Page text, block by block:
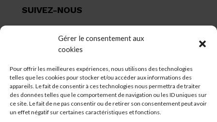
Gérer le consentement aux
cookies
Pour offrir les meilleures expériences, nous utilisons des technologies
telles que les cookies pour stocker et/ou accéder aux informations des
appareils. Le fait de consentir à ces technologies nous permettra de traiter
des données telles que le comportement de navigation ou les ID uniques sur
ce site. Le fait de ne pas consentir ou de retirer son consentement peut avoir
un effet négatif sur certaines caractéristiques et fonctions.
SUIVEZ-NOUS
CERTIFICATIONS